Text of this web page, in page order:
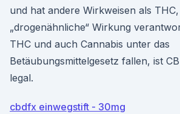
und hat andere Wirkweisen als
„drogenähnliche“ Wirkung
THC und auch Cannabis unter das
Betäubungsmittelgesetz fallen, ist
legal.
cbdfx einwegstift - 30mg